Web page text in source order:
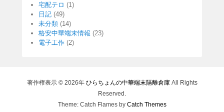
宅配テロ (1)
日記 (49)
未分類 (14)
格安中華端末情報 (23)
電子工作 (2)
著作権表示 © 2026年 ひらちょんの中華端末隔離倉庫All Rights
Reserved.
Theme: Catch Flames by Catch Themes